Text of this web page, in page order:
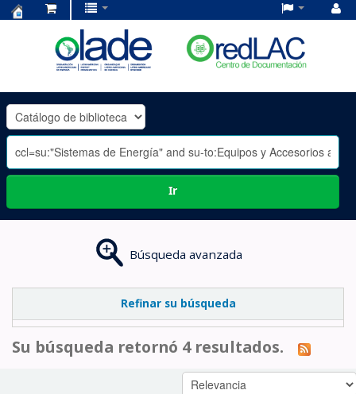
OLADE
-
Ir
Búsqueda avanzada
Refinar su búsqueda
Su búsqueda retornó 4 resultados.